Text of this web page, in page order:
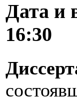
Дата и
16:30